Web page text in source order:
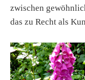
zwischen
das zu Recht als